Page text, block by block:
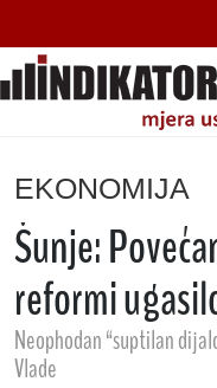
EKONOMIJA
Šunje:
reformi
Neophodan “suptilan
Vlade